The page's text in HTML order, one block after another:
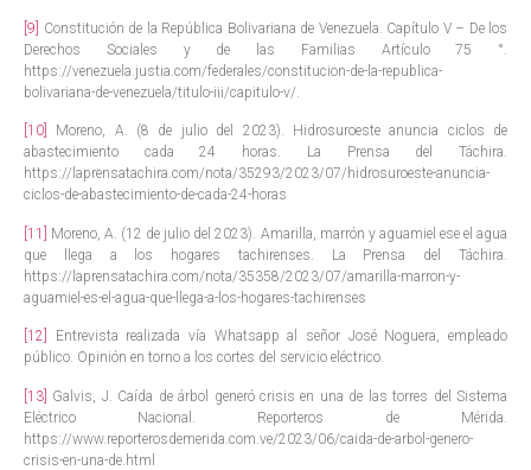
[9]
Constitución de la República Bolivariana de Venezuela. Capítulo V – De los
Derechos Sociales y de las Familias Artículo 75 °.
https://venezuela.justia.com/federales/constitucion-de-la-republica-
bolivariana-de-venezuela/titulo-iii/capitulo-v/.
[10]
Moreno, A. (8 de julio del 2023). Hidrosuroeste anuncia ciclos de
abastecimiento cada 24 horas. La Prensa del Táchira.
https://laprensatachira.com/nota/35293/2023/07/hidrosuroeste-anuncia-
ciclos-de-abastecimiento-de-cada-24-horas
[11]
Moreno, A. (12 de julio del 2023). Amarilla, marrón y aguamiel ese el agua
que llega a los hogares tachirenses. La Prensa del Táchira.
https://laprensatachira.com/nota/35358/2023/07/amarilla-marron-y-
aguamiel-es-el-agua-que-llega-a-los-hogares-tachirenses
[12]
Entrevista realizada vía Whatsapp al señor José Noguera, empleado
público. Opinión en torno a los cortes del servicio eléctrico.
[13] Galvis, J. Caída de árbol generó crisis en una de las torres del Sistema
Eléctrico Nacional. Reporteros de Mérida.
https://www.reporterosdemerida.com.ve/2023/06/caida-de-arbol-genero-
crisis-en-una-de.html